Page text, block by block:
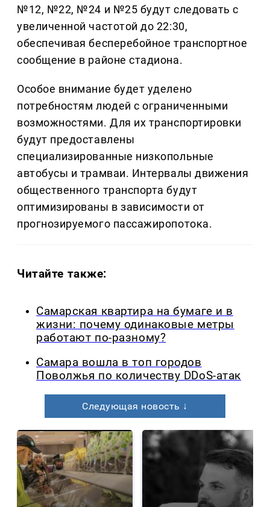
№12, №22, №24 и №25 будут следовать с
увеличенной частотой до 22:30,
обеспечивая бесперебойное транспортное
сообщение в районе стадиона.
Особое внимание будет уделено
потребностям людей с ограниченными
возможностями. Для их транспортировки
будут предоставлены
специализированные низкопольные
автобусы и трамваи. Интервалы движения
общественного транспорта будут
оптимизированы в зависимости от
прогнозируемого пассажиропотока.
Читайте также:
Самарская квартира на бумаге и в
жизни: почему одинаковые метры
работают по-разному?
Самара вошла в топ городов
Поволжья по количеству DDoS-атак
Следующая новость ↓